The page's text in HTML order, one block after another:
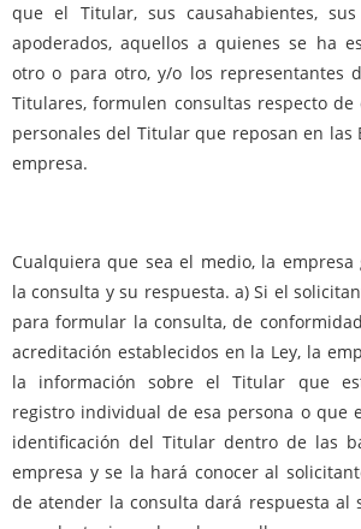
que el Titular, sus causahabientes,
apoderados, aquellos a quienes se ha
otro o para otro, y/o los representantes
Titulares, formulen consultas respecto de
personales del Titular que reposan en las
empresa.
Cualquiera que sea el medio, la
la consulta y su respuesta. a) Si el
para formular la consulta, de
acreditación establecidos en la Ley, la
la información sobre el Titular que
registro individual de esa persona o que
identificación del Titular dentro de las
empresa y se la hará conocer al
de atender la consulta dará respuesta al